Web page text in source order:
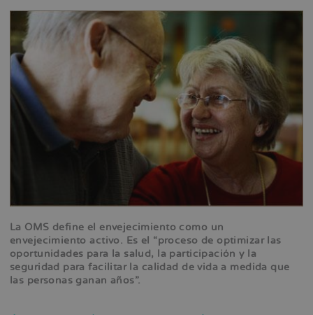
La OMS define el envejecimiento como un
envejecimiento activo. Es el “proceso de optimizar las
oportunidades para la salud, la participación y la
seguridad para facilitar la calidad de vida a medida que
las personas ganan años”.